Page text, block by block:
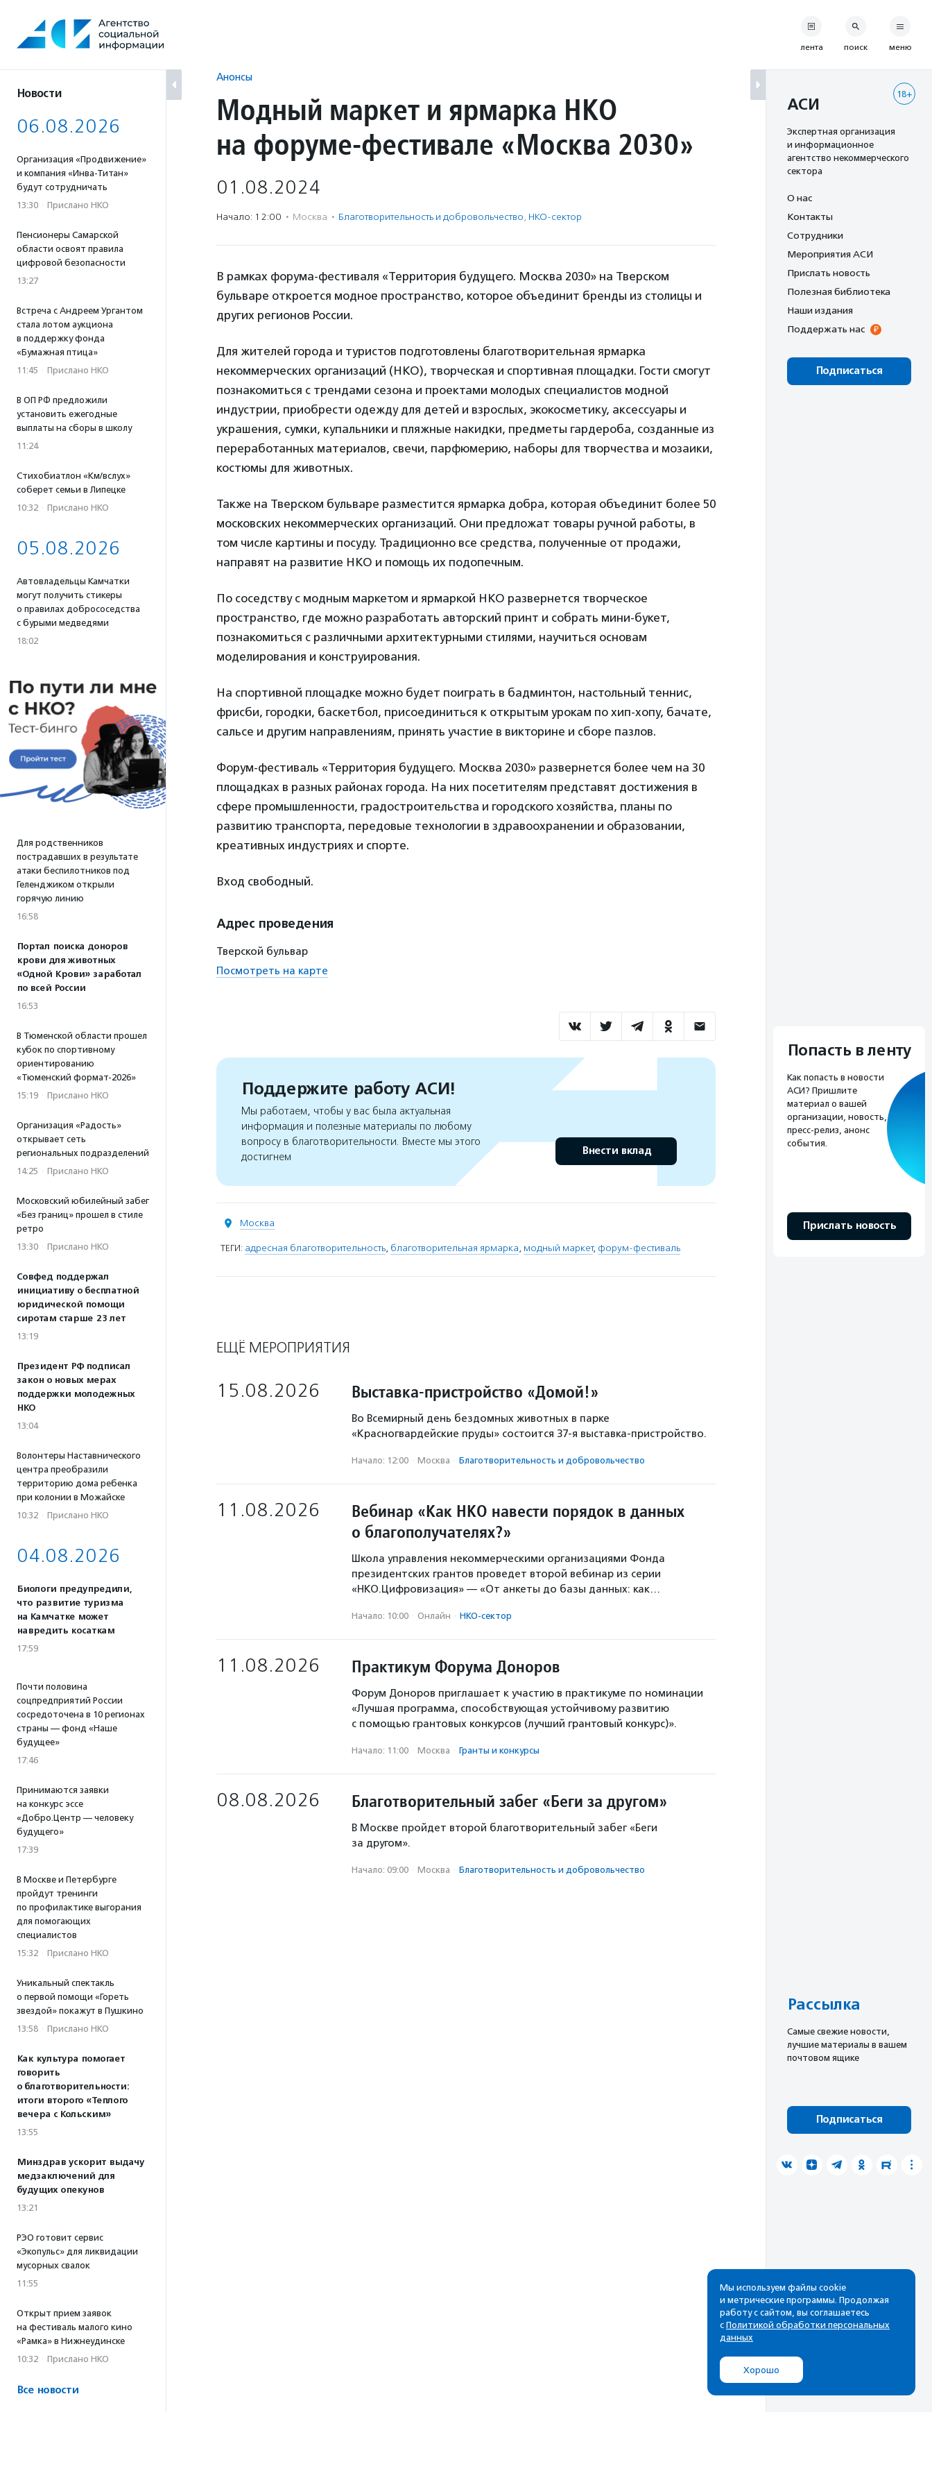
содержанию
Новости
06.08.2026
Организация «Продвижение»
и компания «Инва-Титан»
будут сотрудничать
13:30 · Прислано НКО
Пенсионеры Самарской
области освоят правила
цифровой безопасности
13:27
Встреча с Андреем Ургантом
стала лотом аукциона
в поддержку фонда
«Бумажная птица»
11:45 · Прислано НКО
В ОП РФ предложили
установить ежегодные
выплаты на сборы в школу
11:24
Стихобиатлон «Км/вслух»
соберет семьи в Липецке
10:32 · Прислано НКО
05.08.2026
Автовладельцы Камчатки
могут получить стикеры
о правилах добрососедства
с бурыми медведями
18:02
Для родственников
пострадавших в результате
атаки беспилотников под
Геленджиком открыли
горячую линию
16:58
Портал поиска доноров
крови для животных
«Одной Крови» заработал
по всей России
16:53
В Тюменской области прошел
кубок по спортивному
ориентированию
«Тюменский формат-2026»
15:19 · Прислано НКО
Организация «Радость»
открывает сеть
региональных подразделений
14:25 · Прислано НКО
Московский юбилейный забег
«Без границ» прошел в стиле
ретро
13:30 · Прислано НКО
Совфед поддержал
инициативу о бесплатной
юридической помощи
сиротам старше 23 лет
13:19
Президент РФ подписал
закон о новых мерах
поддержки молодежных
НКО
13:04
Волонтеры Наставнического
центра преобразили
территорию дома ребенка
при колонии в Можайске
10:32 · Прислано НКО
04.08.2026
Биологи предупредили,
что развитие туризма
на Камчатке может
навредить косаткам
17:59
Почти половина
соцпредприятий России
сосредоточена в 10 регионах
страны — фонд «Наше
будущее»
17:46
Принимаются заявки
на конкурс эссе
«Добро.Центр — человеку
будущего»
17:39
В Москве и Петербурге
пройдут тренинги
по профилактике выгорания
для помогающих
специалистов
15:32 · Прислано НКО
Уникальный спектакль
о первой помощи «Гореть
звездой» покажут в Пушкино
13:58 · Прислано НКО
Как культура помогает
говорить
о благотворительности:
итоги второго «Теплого
вечера с Кольским»
13:55
Минздрав ускорит выдачу
медзаключений для
будущих опекунов
13:21
РЭО готовит сервис
«Экопульс» для ликвидации
мусорных свалок
11:55
Открыт прием заявок
на фестиваль малого кино
«Рамка» в Нижнеудинске
10:32 · Прислано НКО
Все новости
Анонсы
Модный маркет и ярмарка НКО
на форуме-фестивале «Москва 2030»
01.08.2024
Начало: 12:00 · Москва · Благотвори­тель­ность и доброволь­чест­во, НКО-сектор
В рамках форума-фестиваля «Территория будущего. Москва 2030» на Тверском
бульваре откроется модное пространство, которое объединит бренды из столицы и
других регионов России.
Для жителей города и туристов подготовлены благотворительная ярмарка
некоммерческих организаций (НКО), творческая и спортивная площадки. Гости смогут
познакомиться с трендами сезона и проектами молодых специалистов модной
индустрии, приобрести одежду для детей и взрослых, экокосметику, аксессуары и
украшения, сумки, купальники и пляжные накидки, предметы гардероба, созданные из
переработанных материалов, свечи, парфюмерию, наборы для творчества и мозаики,
костюмы для животных.
Также на Тверском бульваре разместится ярмарка добра, которая объединит более 50
московских некоммерческих организаций. Они предложат товары ручной работы, в
том числе картины и посуду. Традиционно все средства, полученные от продажи,
направят на развитие НКО и помощь их подопечным.
По соседству с модным маркетом и ярмаркой НКО развернется творческое
пространство, где можно разработать авторский принт и собрать мини-букет,
познакомиться с различными архитектурными стилями, научиться основам
моделирования и конструирования.
На спортивной площадке можно будет поиграть в бадминтон, настольный теннис,
фрисби, городки, баскетбол, присоединиться к открытым урокам по хип-хопу, бачате,
сальсе и другим направлениям, принять участие в викторине и сборе пазлов.
Форум-фестиваль «Территория будущего. Москва 2030» развернется более чем на 30
площадках в разных районах города. На них посетителям представят достижения в
сфере промышленности, градостроительства и городского хозяйства, планы по
развитию транспорта, передовые технологии в здравоохранении и образовании,
креативных индустриях и спорте.
Вход свободный.
Адрес проведения
Тверской бульвар
Посмотреть на карте
Поддержите работу АСИ!
Мы работаем, чтобы у вас была актуальная
информация и полезные материалы по любому
вопросу в благотворительности. Вместе мы этого
достигнем
Внести вклад
Москва
ТЕГИ: адресная благотворительность, благотворительная ярмарка, модный маркет, форум-фестиваль
ЕЩЁ МЕРОПРИЯТИЯ
15.08.2026 Выставка-пристройство «Домой!»
Во Всемирный день бездомных животных в парке
«Красногвардейские пруды» состоится 37-я выставка-пристройство.
Начало: 12:00 · Москва · Благотвори­тель­ность и доброволь­чест­во
11.08.2026
Вебинар «Как НКО навести порядок в данных
о благополучателях?»
Школа управления некоммерческими организациями Фонда
президентских грантов проведет второй вебинар из серии
«НКО.Цифровизация» — «От анкеты до базы данных: как…
Начало: 10:00 · Онлайн · НКО-сектор
11.08.2026 Практикум Форума Доноров
Форум Доноров приглашает к участию в практикуме по номинации
«Лучшая программа, способствующая устойчивому развитию
с помощью грантовых конкурсов (лучший грантовый конкурс)».
Начало: 11:00 · Москва · Гранты и конкурсы
08.08.2026 Благотворительный забег «Беги за другом»
В Москве пройдет второй благотворительный забег «Беги
за другом».
Начало: 09:00 · Москва · Благотвори­тель­ность и доброволь­чест­во
лента поиск меню
18+
АСИ
Экспертная организация
и информационное
агентство некоммерческого
сектора
О нас
Контакты
Сотрудники
Мероприятия АСИ
Прислать новость
Полезная библиотека
Наши издания
Поддержать нас
Подписаться
Попасть в ленту
Как попасть в новости
АСИ? Пришлите
материал о вашей
организации, новость,
пресс-релиз, анонс
события.
Прислать новость
Рассылка
Cамые свежие новости,
лучшие материалы в вашем
почтовом ящике
Подписаться
Мы используем файлы cookie
и метрические программы. Продолжая
работу с сайтом, вы соглашаетесь
с Политикой обработки персональных
данных
Хорошо